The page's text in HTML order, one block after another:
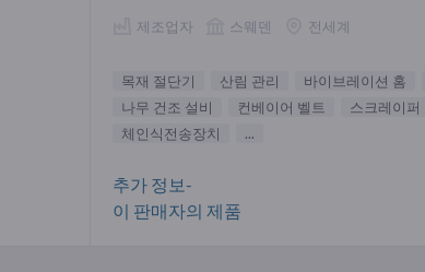
제조업자 스웨덴 전세계
목재 절단기 산림 관리 바이브레이션 홈
나무 건조 설비
컨베이어 벨트 스크레이퍼
체인식전송장치
...
추가 정보-
이 판매자의 제품